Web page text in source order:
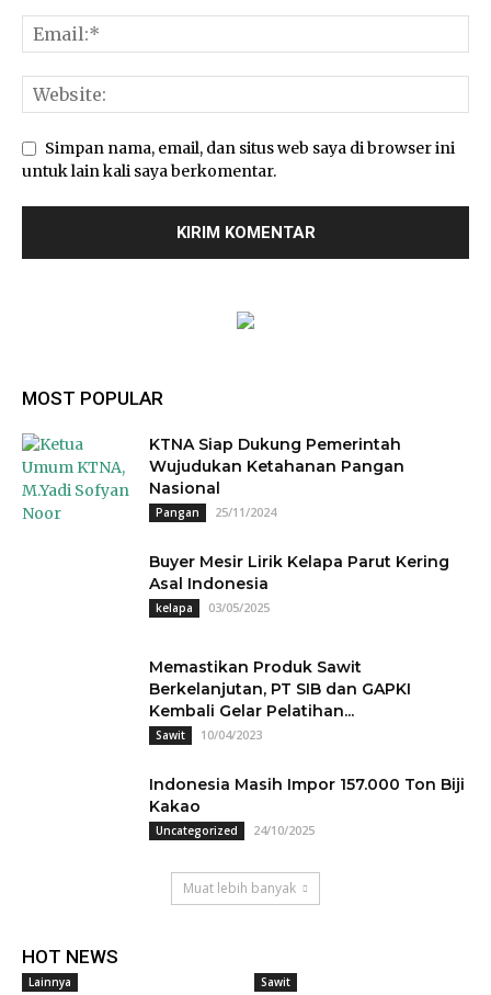
Simpan nama, email, dan situs web saya di browser ini
untuk lain kali saya berkomentar.
MOST POPULAR
KTNA Siap Dukung Pemerintah
Wujudukan Ketahanan Pangan
Nasional
Pangan 25/11/2024
Buyer Mesir Lirik Kelapa Parut Kering
Asal Indonesia
kelapa 03/05/2025
Memastikan Produk Sawit
Berkelanjutan, PT SIB dan GAPKI
Kembali Gelar Pelatihan...
Sawit 10/04/2023
Indonesia Masih Impor 157.000 Ton Biji
Kakao
Uncategorized 24/10/2025
Muat lebih banyak
HOT NEWS
Lainnya Sawit